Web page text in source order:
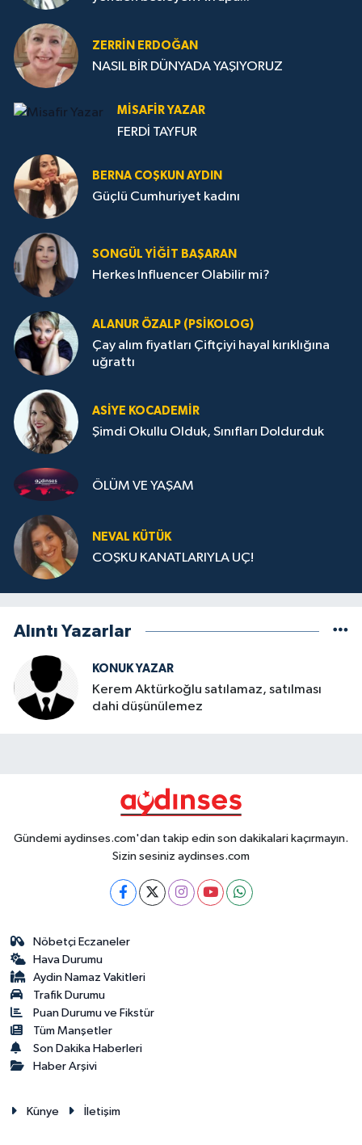
ZERRIN ERDOĞAN
NASIL BİR DÜNYADA YAŞIYORUZ
MISAFIR YAZAR
FERDİ TAYFUR
BERNA COŞKUN AYDIN
Güçlü Cumhuriyet kadını
SONGÜL YIĞIT BAŞARAN
Herkes Influencer Olabilir mi?
ALANUR ÖZALP (PSIKOLOG)
Çay alım fiyatları Çiftçiyi hayal kırıklığına
uğrattı
ASIYE KOCADEMİR
Şimdi Okullu Olduk, Sınıfları Doldurduk
ÖLÜM VE YAŞAM
NEVAL KÜTÜK
COŞKU KANATLARIYLA UÇ!
Alıntı Yazarlar
KONUK YAZAR
Kerem Aktürkoğlu satılamaz, satılması
dahi düşünülemez
Gündemi aydinses.com'dan takip edin son dakikalari kaçırmayın.
Sizin sesiniz aydinses.com
Nöbetçi Eczaneler
Hava Durumu
Aydin Namaz Vakitleri
Trafik Durumu
Puan Durumu ve Fikstür
Tüm Manşetler
Son Dakika Haberleri
Haber Arşivi
Künye İletişim